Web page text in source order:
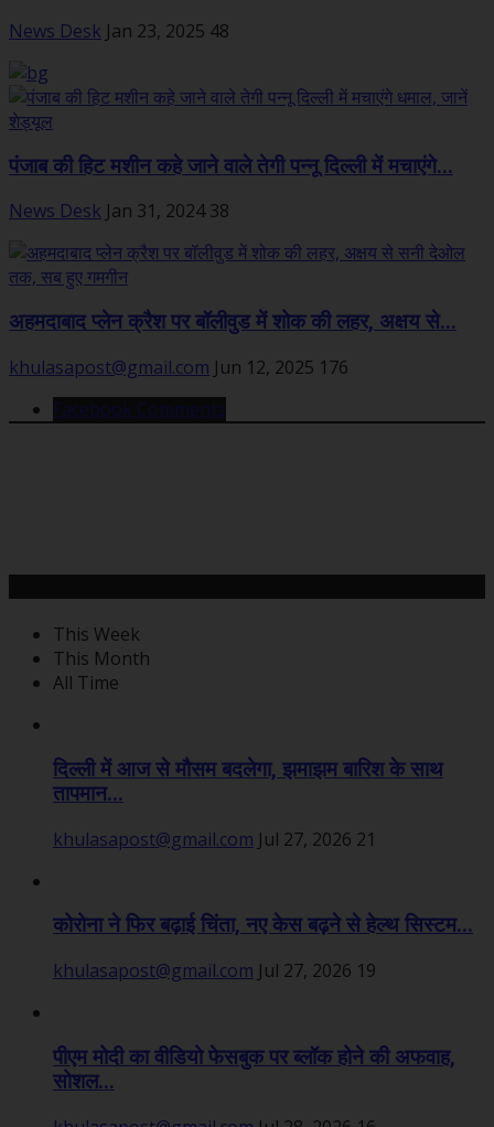
News Desk Jan 23, 2025 48
पंजाब की हिट मशीन कहे जाने वाले तेगी पन्नू दिल्ली में मचाएंगे...
News Desk Jan 31, 2024 38
अहमदाबाद प्लेन क्रैश पर बॉलीवुड में शोक की लहर, अक्षय से...
khulasapost@gmail.com Jun 12, 2025 176
Facebook Comments
This Week
This Month
All Time
दिल्ली में आज से मौसम बदलेगा, झमाझम बारिश के साथ
तापमान...
khulasapost@gmail.com Jul 27, 2026 21
कोरोना ने फिर बढ़ाई चिंता, नए केस बढ़ने से हेल्थ सिस्टम...
khulasapost@gmail.com Jul 27, 2026 19
पीएम मोदी का वीडियो फेसबुक पर ब्लॉक होने की अफवाह,
सोशल...